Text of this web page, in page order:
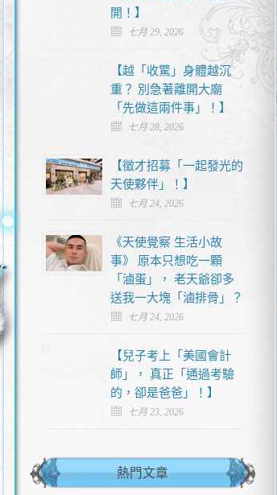
開！】
七月 29, 2026
【越「收驚」身體越沉
重？ 別急著離開大廟
「先做這兩件事」！】
七月 28, 2026
【徵才招募「一起發光的
天使夥伴」！】
七月 24, 2026
《天使覺察 生活小故
事》 原本只想吃一顆
「滷蛋」， 老天爺卻多
送我一大塊「滷排骨」？
七月 24, 2026
【兒子考上「美國會計
師」， 真正「通過考驗
的，卻是爸爸」！】
七月 23, 2026
熱門文章